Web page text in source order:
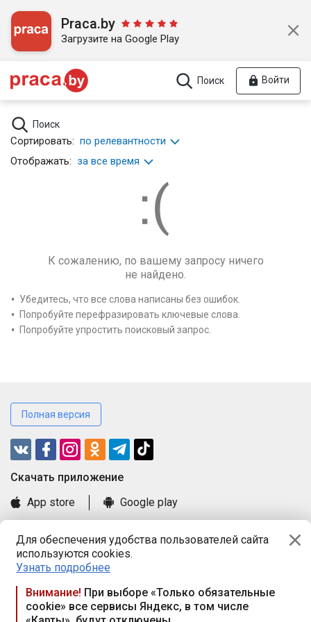
Для обеспечения удобства пользователей сайта
используются cookies.
Узнать подробнее
Внимание! При выборе «Только обязательные
cookie» все сервисы Яндекс, в том числе
Praca.by
Загрузите на Google Play
Поиск Войти
Поиск
Сортировать: по релевантности
Отображать: за все время
К сожалению, по вашему запросу ничего
не найдено.
Убедитесь, что все слова написаны без ошибок.
Попробуйте перефразировать ключевые слова.
Попробуйте упростить поисковый запрос.
Полная версия
Cкачать приложение
App store
Google play
Книга замечаний и предложений
Правила и документы
Praca.by © 2000—2026, ООО «ПРАЦА БАЙ»
Республика Беларусь, 220114, г. Минск, пр-т Независимости
117а, пом. № 9.